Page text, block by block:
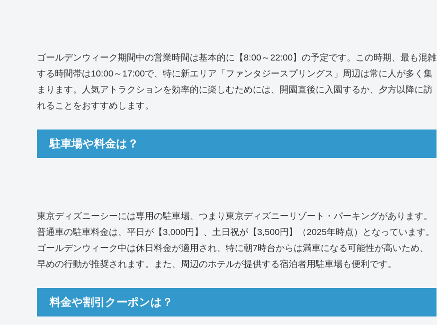
ゴールデンウィーク期間中の営業時間は基本的に【8:00～22:00】の予定です。この時期、最も混雑
する時間帯は10:00～17:00で、特に新エリア「ファンタジースプリングス」周辺は常に人が多く集
まります。人気アトラクションを効率的に楽しむためには、開園直後に入園するか、夕方以降に訪
れることをおすすめします。
駐車場や料金は？
東京ディズニーシーには専用の駐車場、つまり東京ディズニーリゾート・パーキングがあります。
普通車の駐車料金は、平日が【3,000円】、土日祝が【3,500円】（2025年時点）となっています。
ゴールデンウィーク中は休日料金が適用され、特に朝7時台からは満車になる可能性が高いため、
早めの行動が推奨されます。また、周辺のホテルが提供する宿泊者用駐車場も便利です。
料金や割引クーポンは？